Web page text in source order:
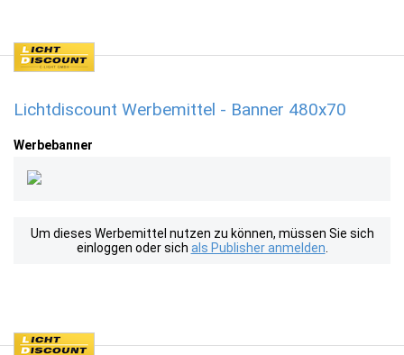
Lichtdiscount Werbemittel - Banner 480x70
Werbebanner
Um dieses Werbemittel nutzen zu können, müssen Sie sich
einloggen oder sich als Publisher anmelden